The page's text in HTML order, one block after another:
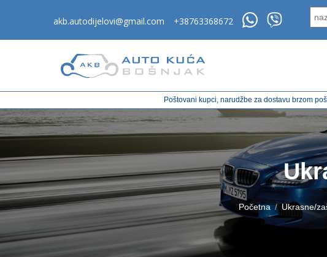
akb.autodijelovi@gmail.com +38763368672
Poštovani kupci, narudžbe za dostavu brzom
Početna Ukrasne/